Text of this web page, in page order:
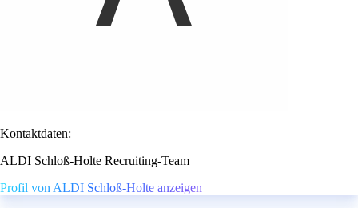
Kontaktdaten:
ALDI Schloß-Holte Recruiting-Team
Profil von ALDI Schloß-Holte anzeigen